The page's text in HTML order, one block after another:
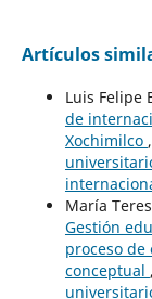
Artículos
Luis Felipe
de
Xochimilco ,
María
Gestión
proceso
conceptual ,